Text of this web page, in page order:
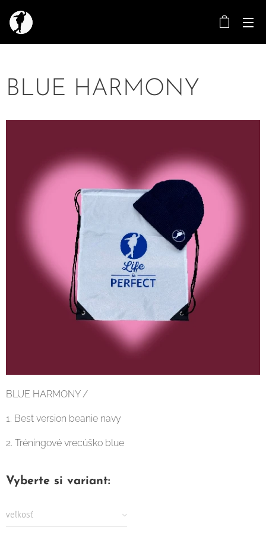
BLUE HARMONY
BLUE HARMONY /
1. Best version beanie navy
2. Tréningové vrecúško blue
Vyberte si variant:
veľkosť